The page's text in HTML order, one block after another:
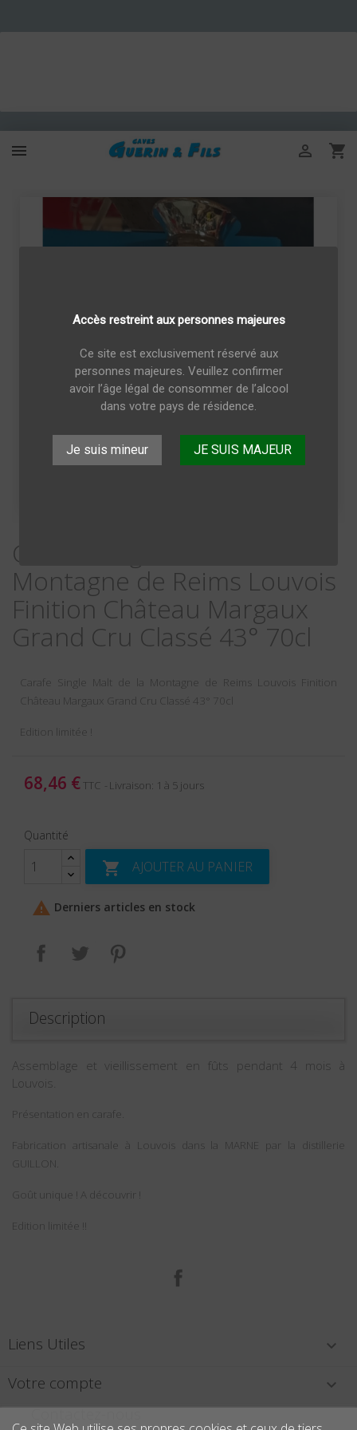
Accès restreint aux personnes majeures
Ce site est exclusivement réservé aux
personnes majeures. Veuillez confirmer
avoir l’âge légal de consommer de l’alcool
dans votre pays de résidence.
Je suis mineur JE SUIS MAJEUR
 

Carafe Single Malt de la
Montagne de Reims Louvois
Finition Château Margaux
Grand Cru Classé 43° 70cl
Carafe Single Malt de la Montagne de Reims Louvois Finition
Château Margaux Grand Cru Classé 43° 70cl
Edition limitée !
68,46 € TTC Livraison: 1 à 5 jours
Quantité
 AJOUTER AU PANIER
 Derniers articles en stock
Partager Tweet
Description
Assemblage et vieillissement en fûts pendant 4 mois à
Louvois.
Présentation en carafe.
Fabrication artisanale à Louvois dans la MARNE par la distillerie
GUILLON.
Goût unique ! A découvrir !
Edition limitée !!
Liens Utiles 
Votre compte 